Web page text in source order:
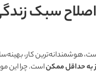
اصلاح سبک
هوشمندانه‌ترین کار،
به حداقل ممکناست. چرا این